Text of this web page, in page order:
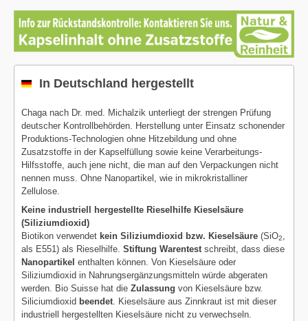
In Deutschland hergestellt
Chaga nach Dr. med. Michalzik unterliegt der strengen Prüfung
deutscher Kontrollbehörden. Herstellung unter Einsatz schonender
Produktions-Technologien ohne Hitzebildung und ohne
Zusatzstoffe in der Kapselfüllung sowie keine Verarbeitungs-
Hilfsstoffe, auch jene nicht, die man auf den Verpackungen nicht
nennen muss. Ohne Nanopartikel, wie in mikrokristalliner
Zellulose.
Keine industriell hergestellte Rieselhilfe Kieselsäure
(Siliziumdioxid)
Biotikon verwendet kein Siliziumdioxid bzw. Kieselsäure (SiO2,
als E551) als Rieselhilfe. Stiftung Warentestschreibt, dass diese
Nanopartikel enthalten können. Von Kieselsäure oder
Siliziumdioxid in Nahrungsergänzungsmitteln würde abgeraten
werden. Bio Suisse hat die Zulassung von Kieselsäure bzw.
Siliciumdioxid beendet. Kieselsäure aus Zinnkraut ist mit dieser
industriell hergestellten Kieselsäure nicht zu verwechseln.